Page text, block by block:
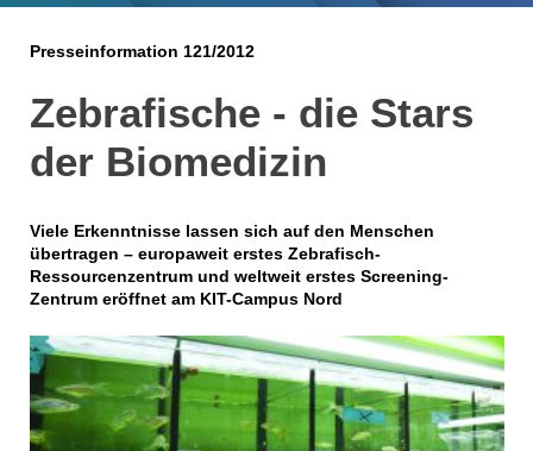
Presseinformation 121/2012
Zebrafische - die Stars
der Biomedizin
Viele Erkenntnisse lassen sich auf den Menschen
übertragen – europaweit erstes Zebrafisch-
Ressourcenzentrum und weltweit erstes Screening-
Zentrum eröffnet am KIT-Campus Nord